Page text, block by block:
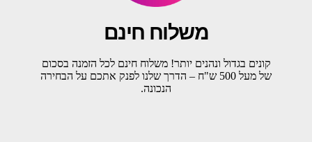
משלוח חינם
קונים בגדול ונהנים יותר! משלוח חינם לכל הזמנה בסכום
של מעל 500 ש"ח – הדרך שלנו לפנק אתכם על הבחירה
הנכונה.